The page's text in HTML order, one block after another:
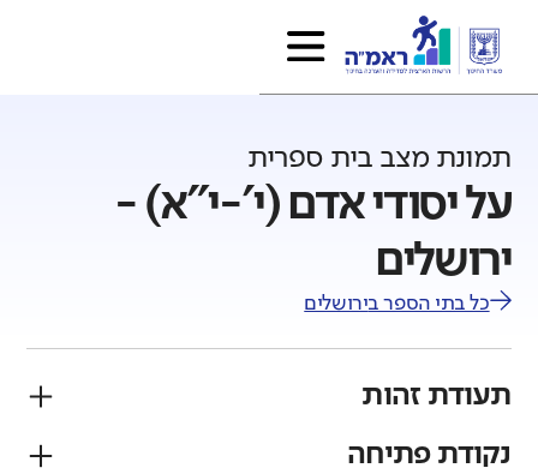
תמונת מצב בית ספרית
על יסודי אדם (י'-י"א) -
ירושלים
כל בתי הספר בירושלים
תעודת זהות
פיקוח
נקודת פתיחה